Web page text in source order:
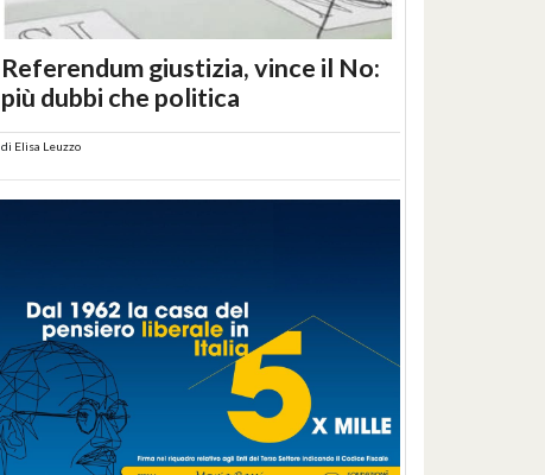
Referendum giustizia, vince il No:
più dubbi che politica
di Elisa Leuzzo